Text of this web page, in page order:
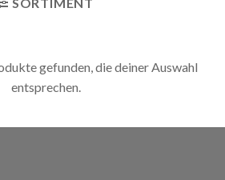
SORTIMENT
gefunden, die deiner Auswahl
entsprechen.